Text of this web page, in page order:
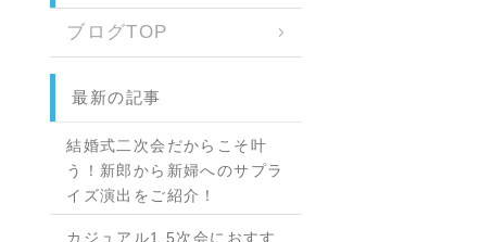
ブログTOP
最新の記事
結婚式二次会だからこそ叶
う！新郎から新婦へのサプラ
イズ演出をご紹介！
カジュアル1.5次会におすす